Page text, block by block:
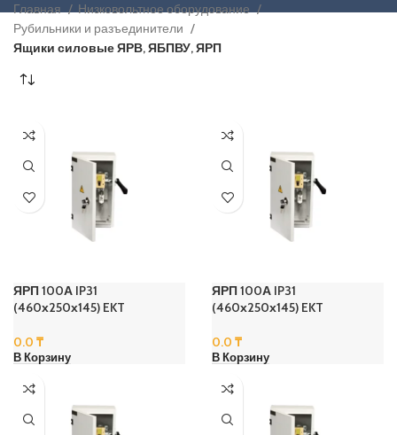
Главная
Низковольтное оборудование
Рубильники и разъединители
Ящики силовые ЯРВ, ЯБПВУ, ЯРП
ЯРП 100А IP31
(460х250х145) EKT
0.0 ₸
В Корзину
ЯРП 100А IP31
(460х250х145) EKT
0.0 ₸
В Корзину